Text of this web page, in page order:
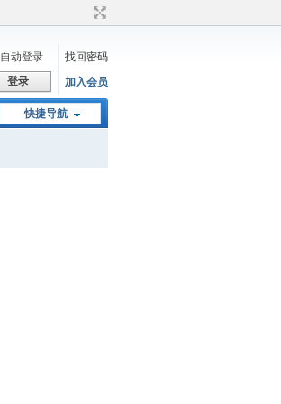
自动登录
找回密码
登录 加入会员
快捷导航